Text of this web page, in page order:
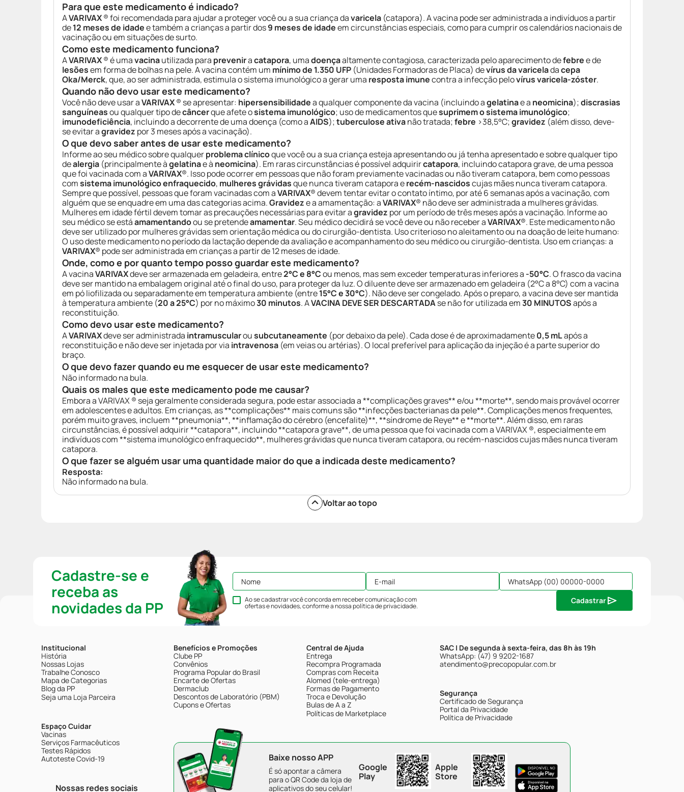
Para que este medicamento é indicado?
AVARIVAX® foi recomendada para ajudar a proteger você ou a sua criança davaricela (catapora). A vacina pode ser administrada a indivíduos a partir
de12 meses de idadee também a crianças a partir dos9 meses de idadeem circunstâncias especiais, como para cumprir os calendários nacionais de
vacinação ou em situações de surto.
Como este medicamento funciona?
AVARIVAX® é umavacinautilizada para preveniracatapora, umadoençaaltamente contagiosa, caracterizada pelo aparecimento defebree de
lesõesem forma de bolhas na pele. A vacina contém um mínimo de 1.350 UFP (Unidades Formadoras de Placa) devírus da variceladacepa
Oka/Merck, que, ao ser administrada, estimula o sistema imunológico a gerar uma resposta imunecontra a infecção pelovírus varicela-zóster.
Quando não devo usar este medicamento?
Você não deve usar aVARIVAX® se apresentar: hipersensibilidadea qualquer componente da vacina (incluindo agelatinae a neomicina);discrasias
sanguíneasou qualquer tipo decâncerque afete osistema imunológico; uso de medicamentos quesuprimem o sistema imunológico;
imunodeficiência, incluindo a decorrente de uma doença (como aAIDS);tuberculose ativanão tratada;febre >38,5°C;gravidez (além disso, deve-
se evitar agravidez por 3 meses após a vacinação).
O que devo saber antes de usar este medicamento?
Informe ao seu médico sobre qualquerproblema clínicoque você ou a sua criança esteja apresentando ou já tenha apresentado e sobre qualquer tipo
dealergia (principalmente àgelatinae à neomicina). Em raras circunstâncias é possível adquirircatapora, incluindo catapora grave, de uma pessoa
que foi vacinada com aVARIVAX®. Isso pode ocorrer em pessoas que não foram previamente vacinadas ou não tiveram catapora, bem como pessoas
comsistema imunológico enfraquecido, mulheres grávidasque nunca tiveram catapora erecém-nascidoscujas mães nunca tiveram catapora.
Sempre que possível, pessoas que foram vacinadas com aVARIVAX® devem tentar evitar o contato íntimo, por até 6 semanas após a vacinação, com
alguém que se enquadre em uma das categorias acima.Gravideze a amamentação: aVARIVAX® não deve ser administrada a mulheres grávidas.
Mulheres em idade fértil devem tomar as precauções necessárias para evitar agravidez por um período de três meses após a vacinação. Informe ao
seu médico se estáamamentandoou se pretendeamamentar. Seu médico decidirá se você deve ou não receber aVARIVAX®. Este medicamento não
deve ser utilizado por mulheres grávidas sem orientação médica ou do cirurgião-dentista. Uso criterioso no aleitamento ou na doação de leite humano:
O uso deste medicamento no período da lactação depende da avaliação e acompanhamento do seu médico ou cirurgião-dentista. Uso em crianças: a
VARIVAX® pode ser administrada em crianças a partir de 12 meses de idade.
Onde, como e por quanto tempo posso guardar este medicamento?
A vacinaVARIVAXdeve ser armazenada em geladeira, entre2°C e 8°Cou menos, mas sem exceder temperaturas inferiores a -50°C. O frasco da vacina
deve ser mantido na embalagem original até o final do uso, para proteger da luz. O diluente deve ser armazenado em geladeira (2°C a 8°C) com a vacina
em pó liofilizada ou separadamente em temperatura ambiente (entre15°C e 30°C). Não deve ser congelado. Após o preparo, a vacina deve ser mantida
à temperatura ambiente (20 a 25°C) por no máximo30 minutos. AVACINA DEVE SER DESCARTADAse não for utilizada em30 MINUTOSapós a
reconstituição.
Como devo usar este medicamento?
AVARIVAXdeve ser administrada intramuscularousubcutaneamente (por debaixo da pele). Cada dose é de aproximadamente0,5 mLapós a
reconstituição e não deve ser injetada por via intravenosa (em veias ou artérias). O local preferível para aplicação da injeção é a parte superior do
braço.
O que devo fazer quando eu me esquecer de usar este medicamento?
Não informado na bula.
Quais os males que este medicamento pode me causar?
Embora a VARIVAX ® seja geralmente considerada segura, pode estar associada a **complicações graves** e/ou **morte**, sendo mais provável ocorrer
em adolescentes e adultos. Em crianças, as **complicações** mais comuns são **infecções bacterianas da pele**. Complicações menos frequentes,
porém muito graves, incluem **pneumonia**, **inflamação do cérebro (encefalite)**, **síndrome de Reye** e **morte**. Além disso, em raras
circunstâncias, é possível adquirir **catapora**, incluindo **catapora grave**, de uma pessoa que foi vacinada com a VARIVAX ®, especialmente em
indivíduos com **sistema imunológico enfraquecido**, mulheres grávidas que nunca tiveram catapora, ou recém-nascidos cujas mães nunca tiveram
catapora.
O que fazer se alguém usar uma quantidade maior do que a indicada deste medicamento?
Resposta:
Não informado na bula.
Voltar ao topo
Cadastre-se e
receba as
novidades da PP
Ao se cadastrar você concorda em receber comunicação com
ofertas e novidades, conforme a nossapolítica de privacidade.
Cadastrar
Institucional
História
Nossas Lojas
Trabalhe Conosco
Mapa de Categorias
Blog da PP
Seja uma Loja Parceira
Espaço Cuidar
Vacinas
Serviços Farmacêuticos
Testes Rápidos
Autoteste Covid-19
Nossas redes sociais
Benefícios e Promoções
Clube PP
Convênios
Programa Popular do Brasil
Encarte de Ofertas
Dermaclub
Descontos de Laboratório (PBM)
Cupons e Ofertas
Central de Ajuda
Entrega
Recompra Programada
Compras com Receita
Alomed (tele-entrega)
Formas de Pagamento
Troca e Devolução
Bulas de A a Z
Políticas de Marketplace
SAC | De segunda à sexta-feira, das 8h às 19h
WhatsApp: (47) 9 9202-1687
atendimento@precopopular.com.br
Segurança
Certificado de Segurança
Portal da Privacidade
Política de Privacidade
Baixe nosso APP
É só apontar a câmera
para o QR Code da loja de
aplicativos do seu celular!
Google
Play
Apple
Store